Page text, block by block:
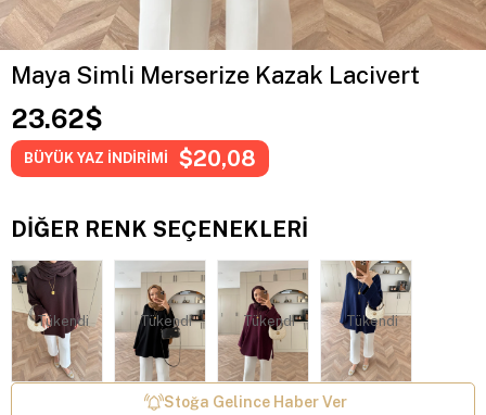
Maya Simli Merserize Kazak Lacivert
23.62$
BÜYÜK YAZ İNDİRİMİ $20,08
DIĞER RENK SEÇENEKLERI
Tükendi Tükendi Tükendi Tükendi
Stoğa Gelince Haber Ver